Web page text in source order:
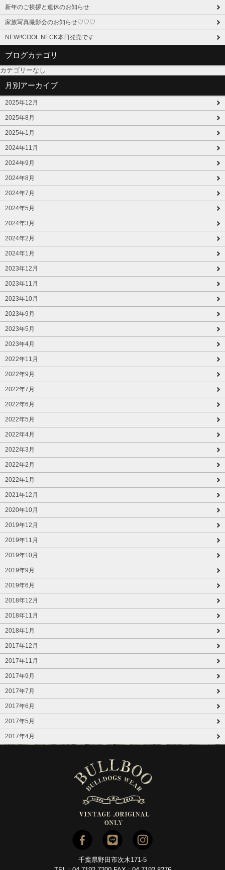
新年のご挨拶と連休のお知らせ
家族写真撮影会のお知らせ♡♡♡
NEW!!COOL NECK本日発売です
ブログカテゴリ
カテゴリーなし
月別アーカイブ
2025年12月
2025年8月
2025年1月
2024年11月
2024年9月
2024年8月
2024年7月
2024年5月
2024年3月
2024年2月
2024年1月
2023年12月
2023年11月
2023年10月
2023年9月
2023年5月
2023年4月
2022年11月
2022年9月
2022年7月
2022年6月
2022年5月
2022年4月
2022年3月
2022年2月
2022年1月
2021年12月
2020年10月
2019年12月
2019年11月
2019年10月
2019年9月
2019年6月
2018年12月
2018年11月
2018年1月
2017年12月
2017年11月
2017年9月
2017年7月
2017年6月
2017年5月
2017年4月
千葉県野田市次木171-5